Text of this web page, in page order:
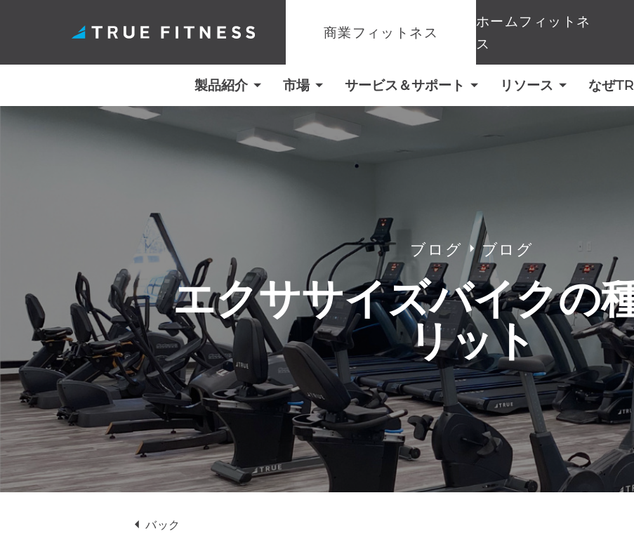
商業フィットネス
ホームフィットネ
ス
製品紹介 市場 サービス＆サポート リソース なぜ
ブログ ブログ
エクササイズバイクの
リット
バック